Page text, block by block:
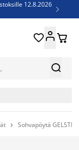
12.8.2026


 
 Sohvapöytä